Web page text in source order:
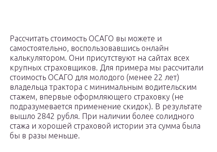
Рассчитать стоимость ОСАГО вы можете и
самостоятельно, воспользовавшись онлайн
калькулятором. Они присутствуют на сайтах всех
крупных страховщиков. Для примера мы рассчитали
стоимость ОСАГО для молодого (менее 22 лет)
владельца трактора с минимальным водительским
стажем, впервые оформляющего страховку (не
подразумевается применение скидок). В результате
вышло 2842 рубля. При наличии более солидного
стажа и хорошей страховой истории эта сумма была
бы в разы меньше.